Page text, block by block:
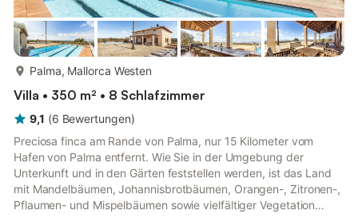
Palma, Mallorca Westen
Villa • 350 m² • 8 Schlafzimmer
9,1 (6 Bewertungen)
Preciosa finca am Rande von Palma, nur 15 Kilometer vom
Hafen von Palma entfernt. Wie Sie in der Umgebung der
Unterkunft und in den Gärten feststellen werden, ist das Land
mit Mandelbäumen, Johannisbrotbäumen, Orangen-, Zitronen-,
Pflaumen- und Mispelbäumen sowie vielfältiger Vegetation